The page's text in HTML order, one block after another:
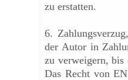
zu erstatten.
6.
der Autor in
zu verweigern, bis
Das Recht von